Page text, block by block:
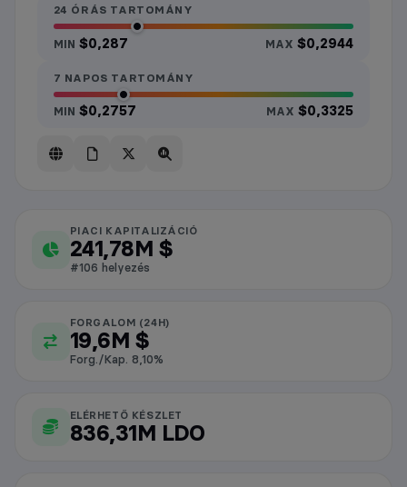
24 ÓRÁS TARTOMÁNY
MIN $0,287 MAX $0,2944
7 NAPOS TARTOMÁNY
MIN $0,2757 MAX $0,3325
Lido DAO piaci adatok
PIACI KAPITALIZÁCIÓ
241,78M $
#106 helyezés
FORGALOM (24H)
19,6M $
Forg./Kap. 8,10%
ELÉRHETŐ KÉSZLET
836,31M LDO